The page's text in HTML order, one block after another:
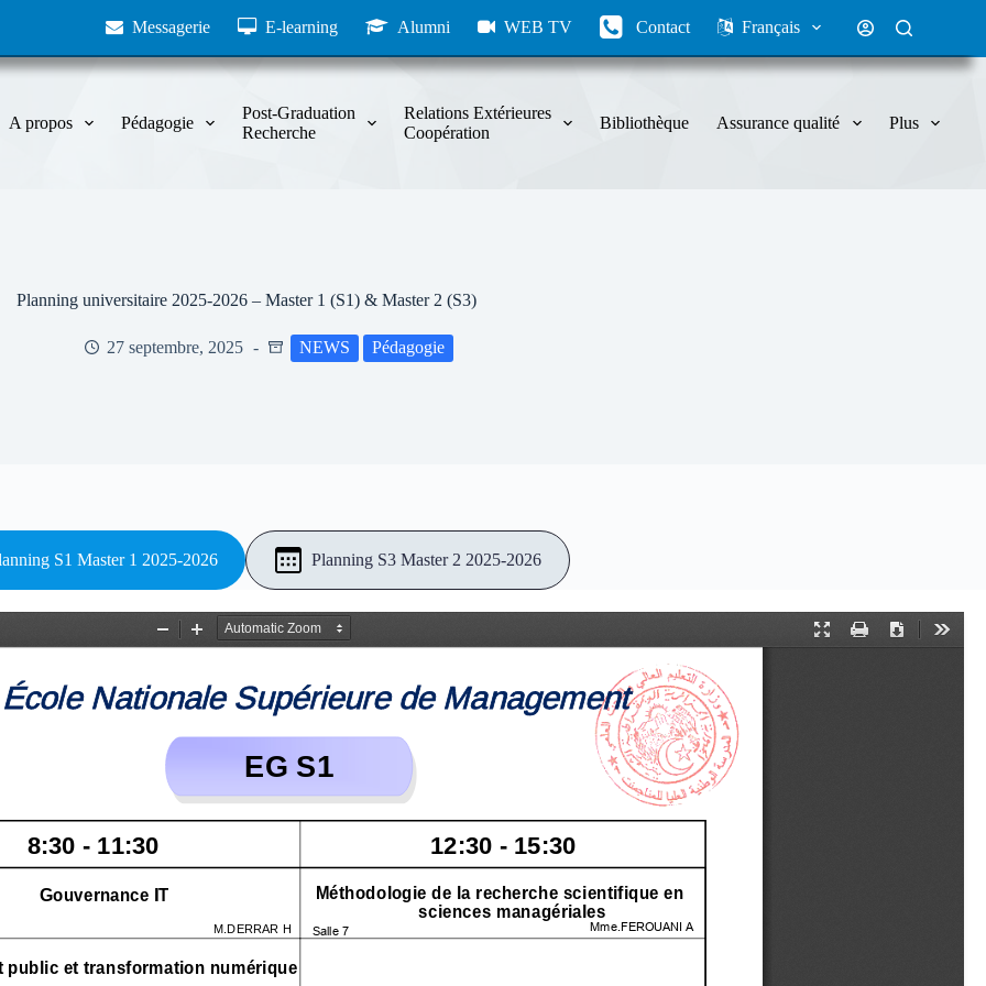
Messagerie E-learning Alumni WEB TV Contact Français
A propos Pédagogie
Post-Graduation
Recherche
Relations Extérieures
Coopération
Bibliothèque Assurance qualité Plus
Planning universitaire 2025-2026 – Master 1 (S1) & Master 2 (S3)
27 septembre, 2025 NEWS Pédagogie
S1 Master 1 2025-2026 Planning S3 Master 2 2025-2026